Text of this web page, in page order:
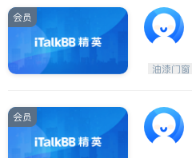
会员
油漆门窗
会员